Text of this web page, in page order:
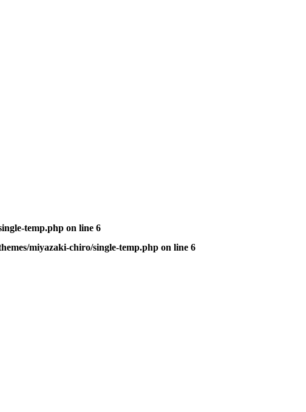
temp.php on line 6
miyazaki-chiro/single-temp.php on line 6